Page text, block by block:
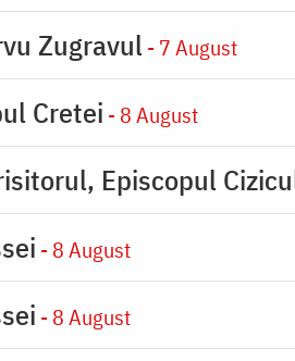
Zugravul - 7 August
Cretei - 8 August
Episcopul
- 8 August
- 8 August